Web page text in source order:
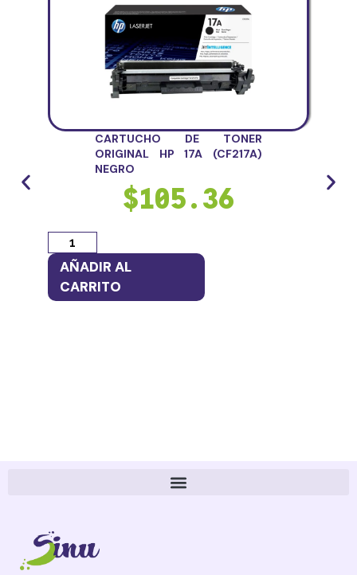
CARTUCHO DE TONER
ORIGINAL HP 17A (CF217A)
NEGRO
$105.36
AÑADIR AL
CARRITO